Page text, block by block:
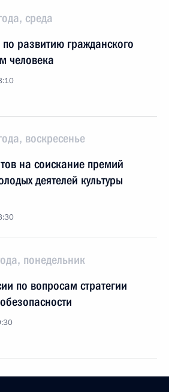
среда
развитию гражданского
человека
воскресенье
на соискание премий
деятелей культуры
понедельник
по вопросам стратегии
среда